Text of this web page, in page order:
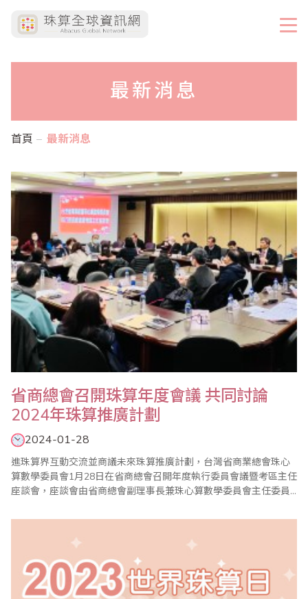
最新消息
首頁 最新消息
省商總會召開珠算年度會議 共同討論
2024年珠算推廣計劃
2024-01-28
進珠算界互動交流並商議未來珠算推廣計劃，台灣省商業總會珠心
算數學委員會1月28日在省商總會召開年度執行委員會議暨考區主任
座談會，座談會由省商總會副理事長兼珠心算數學委員會主任委員
廣工作外，也通過113年度各項重點工作，包括1年4次的珠心算檢
6/16）、2次海..